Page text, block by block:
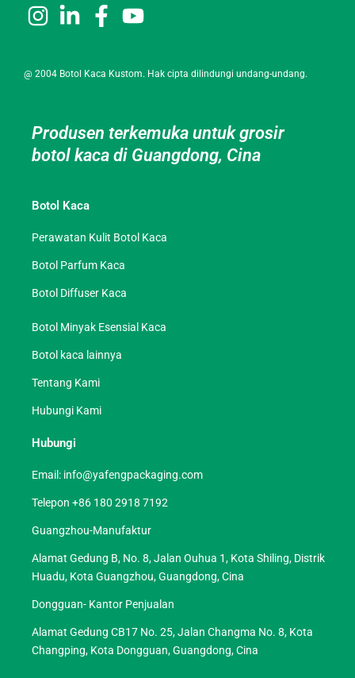
@ 2004 Botol Kaca Kustom. Hak cipta dilindungi undang-undang.
Produsen terkemuka untuk grosir
botol kaca di Guangdong, Cina
Botol Kaca
Perawatan Kulit Botol Kaca
Botol Parfum Kaca
Botol Diffuser Kaca
Botol Minyak Esensial Kaca
Botol kaca lainnya
Tentang Kami
Hubungi Kami
Hubungi
Email: info@yafengpackaging.com
Telepon +86 180 2918 7192
Guangzhou-Manufaktur
Alamat Gedung B, No. 8, Jalan Ouhua 1, Kota Shiling, Distrik
Huadu, Kota Guangzhou, Guangdong, Cina
Dongguan- Kantor Penjualan
Alamat Gedung CB17 No. 25, Jalan Changma No. 8, Kota
Changping, Kota Dongguan, Guangdong, Cina